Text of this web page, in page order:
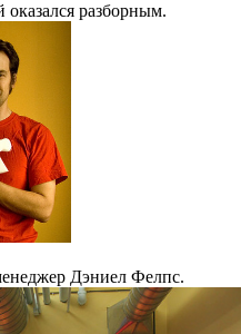
разборным.
Дэниел Фелпс.